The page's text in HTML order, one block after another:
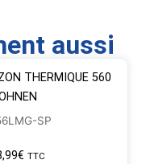
aussi
THERMIQUE 560
SP
€ TTC